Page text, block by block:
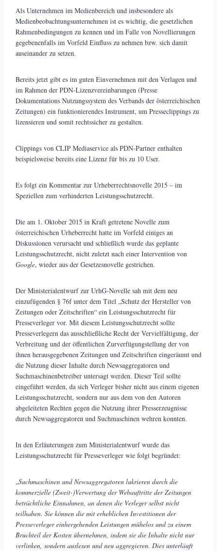
Als Unternehmen im Medienbereich und insbesondere als
Medienbeobachtungsunternehmen ist es wichtig, die gesetzlichen
Rahmenbedingungen zu kennen und im Falle von Novellierungen
gegebenenfalls im Vorfeld Einfluss zu nehmen bzw. sich damit
auseinander zu setzen.
Bereits jetzt gibt es im guten Einvernehmen mit den Verlagen und
im Rahmen der PDN-Lizenzvereinbarungen (Presse
Dokumentations Nutzungssystem des Verbands der österreichischen
Zeitungen) ein funktionierendes Instrument, um Presseclippings zu
lizensieren und somit rechtssicher zu gestalten.
Clippings von CLIP Mediaservice als PDN-Partner enthalten
beispielsweise bereits eine Lizenz für bis zu 10 User.
Es folgt ein Kommentar zur Urheberrechtsnovelle 2015 – im
Speziellen zum verhinderten Leistungsschutzrecht.
Die am 1. Oktober 2015 in Kraft getretene Novelle zum
österreichischen Urheberrecht hatte im Vorfeld einiges an
Diskussionen verursacht und schließlich wurde das geplante
Leistungsschutzrecht, nicht zuletzt nach einer Intervention von
Google, wieder aus der Gesetzesnovelle gestrichen.
Der Ministerialentwurf zur UrhG-Novelle sah mit dem neu
einzufügenden § 76f unter dem Titel „Schutz der Hersteller von
Zeitungen oder Zeitschriften“ ein Leistungsschutzrecht für
Presseverleger vor. Mit diesem Leistungsschutzrecht sollte
Presseverlegern das ausschließliche Recht der Vervielfältigung, der
Verbreitung und der öffentlichen Zurverfügungstellung der von
ihnen herausgegebenen Zeitungen und Zeitschriften eingeräumt und
die Nutzung dieser Inhalte durch Newsaggregatoren und
Suchmaschinenbetreiber untersagt werden. Dieser Teil sollte
eingeführt werden, da sich Verleger bisher nicht aus einem eigenen
Leistungsschutzrecht, sondern nur aus dem von den Autoren
abgeleiteten Rechten gegen die Nutzung ihrer Presserzeugnisse
durch Newsaggregatoren und Suchmaschinen wehren konnten.
In den Erläuterungen zum Ministerialentwurf wurde das
Leistungsschutzrecht für Presseverleger wie folgt begründet:
„Suchmaschinen und Newsaggregatoren lukrieren durch die
kommerzielle (Zweit-)Verwertung der Webauftritte der Zeitungen
beträchtliche Einnahmen, an denen die Verleger selbst nicht
teilhaben. Sie können die mit erheblichen Investitionen der
Presseverleger einhergehenden Leistungen mühelos und zu einem
Bruchteil der Kosten übernehmen, indem sie die Inhalte nicht nur
verlinken, sondern auslesen und neu aggregieren. Dies unterläuft